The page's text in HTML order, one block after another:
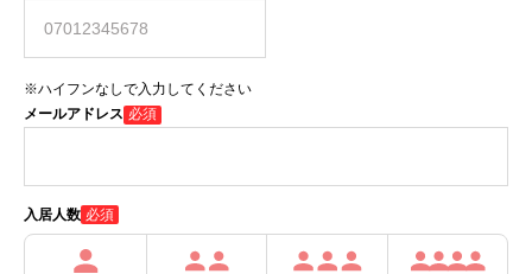
※ハイフンなしで入力してください
メールアドレス 必須
入居人数 必須